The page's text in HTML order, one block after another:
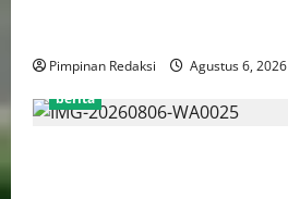
Pimpinan Redaksi
Agustus 6, 2026
berita